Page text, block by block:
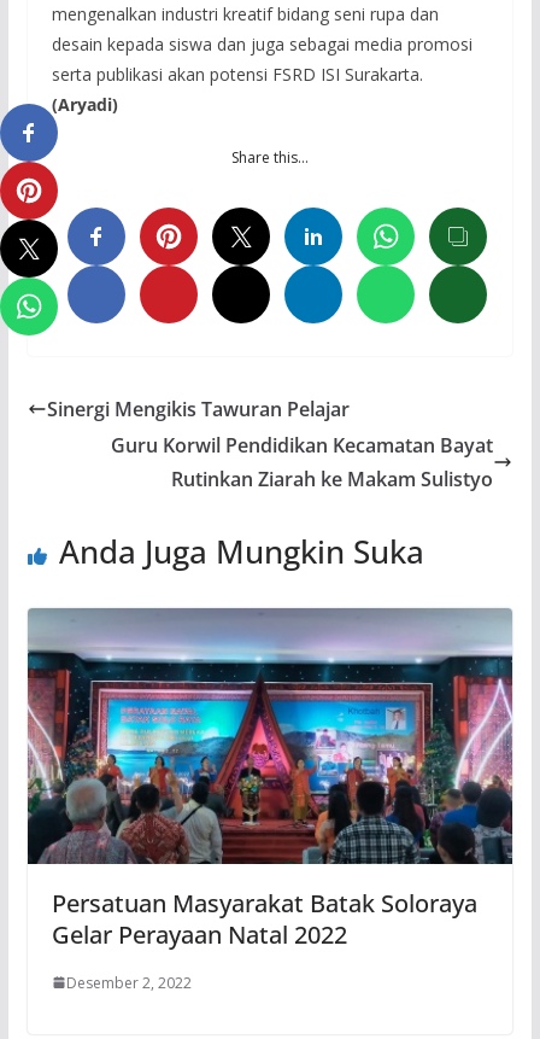
mengenalkan industri kreatif bidang seni rupa dan
desain kepada siswa dan juga sebagai media promosi
serta publikasi akan potensi FSRD ISI Surakarta.
(Aryadi)
Share this…
Sinergi Mengikis Tawuran Pelajar
Guru Korwil Pendidikan Kecamatan Bayat
Rutinkan Ziarah ke Makam Sulistyo
Anda Juga Mungkin Suka
Persatuan Masyarakat Batak Soloraya
Gelar Perayaan Natal 2022
Desember 2, 2022